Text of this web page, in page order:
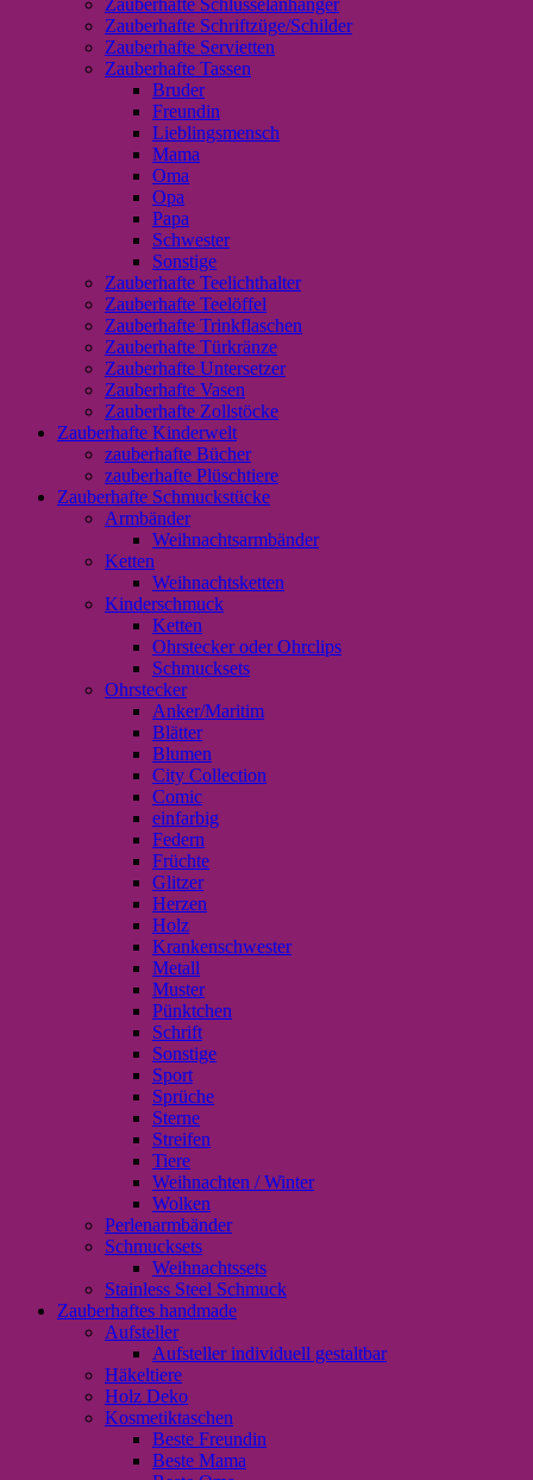
Zauberhafte Schriftzüge/Schilder
Zauberhafte Servietten
Zauberhafte Tassen
Bruder
Freundin
Lieblingsmensch
Mama
Oma
Opa
Papa
Schwester
Sonstige
Zauberhafte Teelichthalter
Zauberhafte Teelöffel
Zauberhafte Trinkflaschen
Zauberhafte Türkränze
Zauberhafte Untersetzer
Zauberhafte Vasen
Zauberhafte Zollstöcke
Zauberhafte Kinderwelt
zauberhafte Bücher
zauberhafte Plüschtiere
Zauberhafte Schmuckstücke
Armbänder
Weihnachtsarmbänder
Ketten
Weihnachtsketten
Kinderschmuck
Ketten
Ohrstecker oder Ohrclips
Schmucksets
Ohrstecker
Anker/Maritim
Blätter
Blumen
City Collection
Comic
einfarbig
Federn
Früchte
Glitzer
Herzen
Holz
Krankenschwester
Metall
Muster
Pünktchen
Schrift
Sonstige
Sport
Sprüche
Sterne
Streifen
Tiere
Weihnachten / Winter
Wolken
Perlenarmbänder
Schmucksets
Weihnachtssets
Stainless Steel Schmuck
Zauberhaftes handmade
Aufsteller
Aufsteller individuell gestaltbar
Häkeltiere
Holz Deko
Kosmetiktaschen
Beste Freundin
Beste Mama